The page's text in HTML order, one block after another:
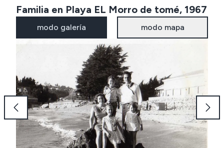
Familia en Playa EL Morro de tomé, 1967
modo galería modo mapa